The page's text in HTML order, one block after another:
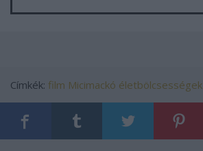
Címkék: film Micimackó életbölcsességek